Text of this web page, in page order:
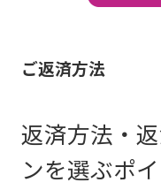
います。提携金融機関
提携金融機関につ
ご返済方法
返済方法・
ンを選ぶポ